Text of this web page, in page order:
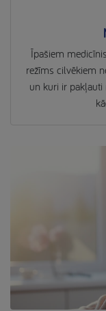
Īpašiem
režīms cilvēkiem
un kuri ir pakļauti